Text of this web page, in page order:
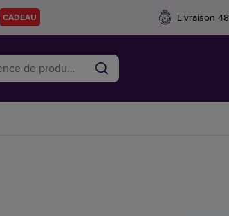
CADEAU Livraison